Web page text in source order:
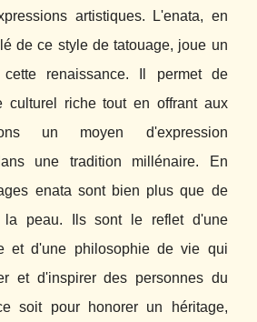
artistiques. L'enata, en
de ce style de tatouage, joue un
renaissance. Il permet de
culturel riche tout en offrant aux
un moyen d'expression
une tradition millénaire. En
enata sont bien plus que de
la peau. Ils sont le reflet d'une
et d'une philosophie de vie qui
et d'inspirer des personnes du
soit pour honorer un héritage,